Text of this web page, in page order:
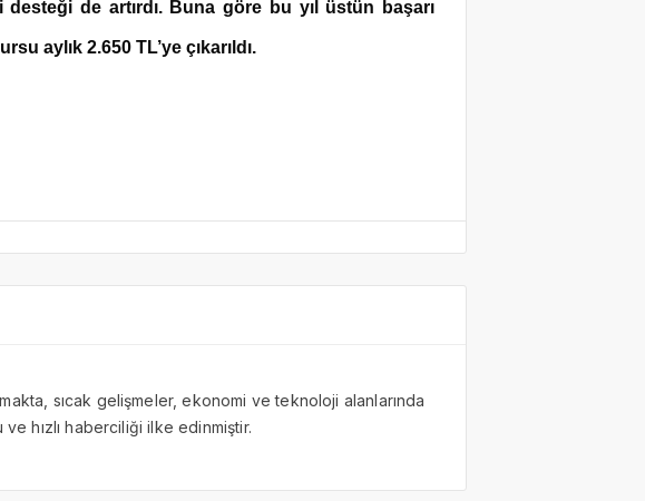
de artırdı. Buna göre bu yıl üstün başarı
aylık 2.650 TL’ye çıkarıldı.
sıcak gelişmeler, ekonomi ve teknoloji alanlarında
hızlı haberciliği ilke edinmiştir.